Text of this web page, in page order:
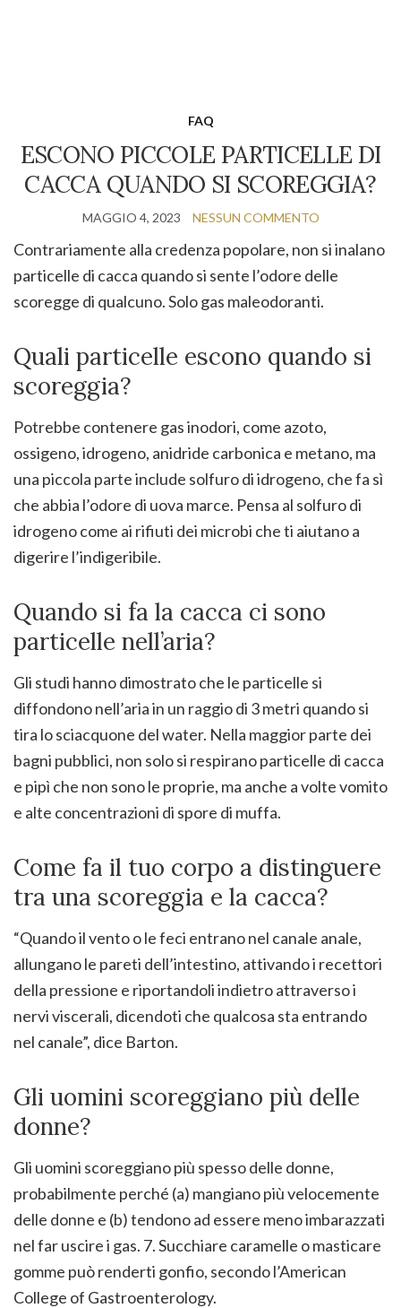
FAQ
ESCONO PICCOLE PARTICELLE DI
CACCA QUANDO SI SCOREGGIA?
MAGGIO 4, 2023 NESSUN COMMENTO
Contrariamente alla credenza popolare, non si inalano
particelle di cacca quando si sente l’odore delle
scoregge di qualcuno. Solo gas maleodoranti.
Quali particelle escono quando si
scoreggia?
Potrebbe contenere gas inodori, come azoto,
ossigeno, idrogeno, anidride carbonica e metano, ma
una piccola parte include solfuro di idrogeno, che fa sì
che abbia l’odore di uova marce. Pensa al solfuro di
idrogeno come ai rifiuti dei microbi che ti aiutano a
digerire l’indigeribile.
Quando si fa la cacca ci sono
particelle nell’aria?
Gli studi hanno dimostrato che le particelle si
diffondono nell’aria in un raggio di 3 metri quando si
tira lo sciacquone del water. Nella maggior parte dei
bagni pubblici, non solo si respirano particelle di cacca
e pipì che non sono le proprie, ma anche a volte vomito
e alte concentrazioni di spore di muffa.
Come fa il tuo corpo a distinguere
tra una scoreggia e la cacca?
“Quando il vento o le feci entrano nel canale anale,
allungano le pareti dell’intestino, attivando i recettori
della pressione e riportandoli indietro attraverso i
nervi viscerali, dicendoti che qualcosa sta entrando
nel canale”, dice Barton.
Gli uomini scoreggiano più delle
donne?
Gli uomini scoreggiano più spesso delle donne,
probabilmente perché (a) mangiano più velocemente
delle donne e (b) tendono ad essere meno imbarazzati
nel far uscire i gas. 7. Succhiare caramelle o masticare
gomme può renderti gonfio, secondo l’American
College of Gastroenterology.